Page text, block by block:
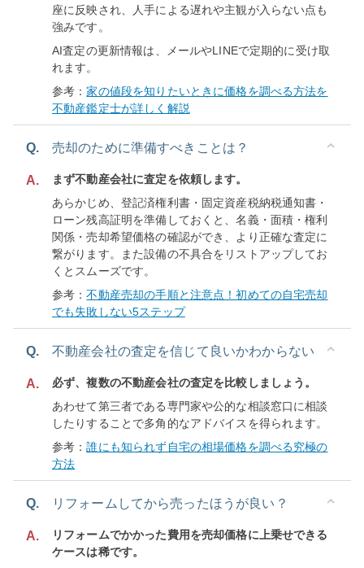
座に反映され、人手による遅れや主観が入らない点も
強みです。
AI査定の更新情報は、メールやLINEで定期的に受け取
れます。
参考：家の値段を知りたいときに価格を調べる方法を
不動産鑑定士が詳しく解説
Q. 売却のために準備すべきことは？
A.
まず不動産会社に査定を依頼します。
あらかじめ、登記済権利書・固定資産税納税通知書・
ローン残高証明を準備しておくと、名義・面積・権利
関係・売却希望価格の確認ができ、より正確な査定に
繋がります。また設備の不具合をリストアップしてお
くとスムーズです。
参考：不動産売却の手順と注意点！初めての自宅売却
でも失敗しない5ステップ
Q. 不動産会社の査定を信じて良いかわからない
A.
必ず、複数の不動産会社の査定を比較しましょう。
あわせて第三者である専門家や公的な相談窓口に相談
したりすることで多角的なアドバイスを得られます。
参考：誰にも知られず自宅の相場価格を調べる究極の
方法
Q. リフォームしてから売ったほうが良い？
A.
リフォームでかかった費用を売却価格に上乗せできる
ケースは稀です。